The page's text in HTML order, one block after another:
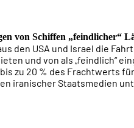
von Schiffen „feindlicher“
den USA und Israel die
und von als „feindlich“
zu 20 % des Frachtwerts
iranischer Staatsmedien